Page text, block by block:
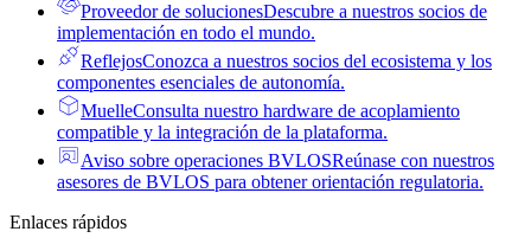
Proveedor de solucionesDescubre a nuestros socios de
implementación en todo el mundo.
ReflejosConozca a nuestros socios del ecosistema y los
componentes esenciales de autonomía.
MuelleConsulta nuestro hardware de acoplamiento
compatible y la integración de la plataforma.
Aviso sobre operaciones BVLOSReúnase con nuestros
asesores de BVLOS para obtener orientación regulatoria.
Enlaces rápidos